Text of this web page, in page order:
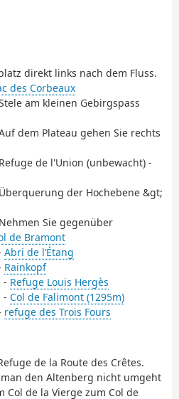
direkt links nach dem Fluss.
des Corbeaux
am kleinen Gebirgspass
dem Plateau gehen Sie rechts
de l'Union (unbewacht) -
der Hochebene &gt;
Sie gegenüber
de Bramont
Abri de l’Étang
Rainkopf
- Refuge Louis Hergès
- Col de Falimont (1295m)
refuge des Trois Fours
de la Route des Crêtes.
den Altenberg nicht umgeht
Col de la Vierge zum Col de